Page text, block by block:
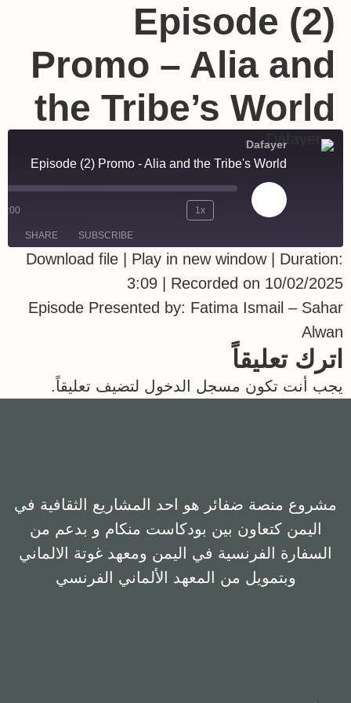
Episode (2)
Promo – Alia and
the Tribe’s World
Dafayer
Episode (2) Promo - Alia and the Tribe's World
1x
SUBSCRIBE
SHARE
RSS FEED
SHARE
EMBED
Download file Play in new window| Duration:
3:09
Recorded on 10/02/2025
Episode Presented by: Fatima Ismail – Sahar
Alwan
اترك تعليقاً
يجب أنت تكون مسجل الدخول لتضيف تعليقاً.
مشروع منصة ضفائر هو احد المشاريع الثقافية في
اليمن كتعاون بين بودكاست منكام و بدعم من
السفارة الفرنسية في اليمن ومعهد غوتة الالماني
وبتمويل من المعهد الألماني الفرنسي